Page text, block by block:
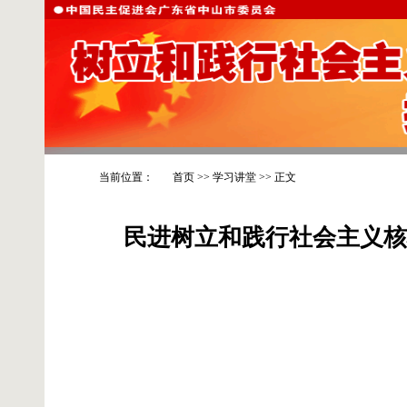
当前位置： 首页>> 学习讲堂>> 正文
民进树立和践行社会主义